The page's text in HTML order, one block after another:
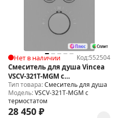
Нет в наличии Код:552504
Смеситель для душа Vincea
VSCV-321T-MGM с
термостатом
Тип товара:Смеситель для душа
Модель:VSCV-321T-MGM с
термостатом
28 450 ₽